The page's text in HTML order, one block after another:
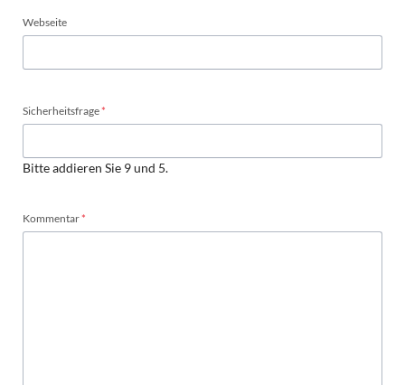
Webseite
Pflichtfeld
Sicherheitsfrage*
Bitte addieren Sie 9 und 5.
Pflichtfeld
Kommentar*